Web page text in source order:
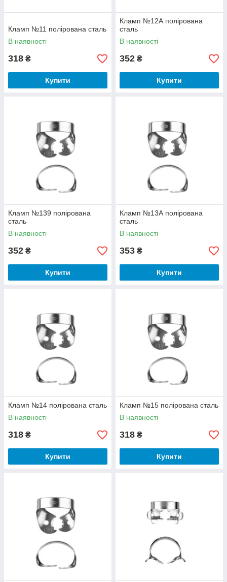
Кламп №11 полірована сталь
В наявності
318 ₴
Купити
Кламп №12А полірована
сталь
В наявності
352 ₴
Купити
Кламп №139 полірована
сталь
В наявності
352 ₴
Купити
Кламп №13А полірована
сталь
В наявності
353 ₴
Купити
Кламп №14 полірована сталь
В наявності
318 ₴
Купити
Кламп №15 полірована сталь
В наявності
318 ₴
Купити